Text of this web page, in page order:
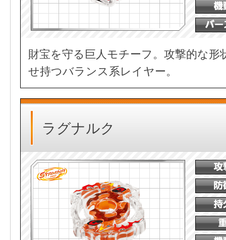
財宝を守る巨人モチーフ。攻撃的な形
せ持つバランス系レイヤー。
ラグナルク